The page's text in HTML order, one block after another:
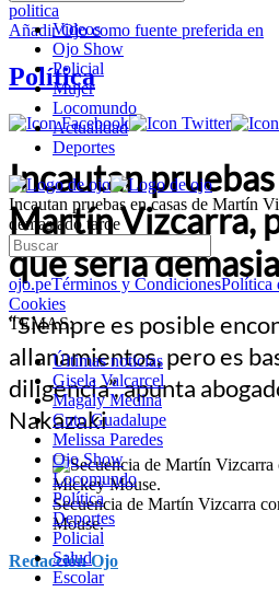
Videos
Ojo Show
Policial
Mujer
Locomundo
Actualidad
Deportes
Incautan pruebas en casas de Martín
demasiado tarde
ojo.peTérminos y CondicionesPolítica
Cookies
TEMAS:
Últimas noticias
Gisela Valcarcel
Magaly Medina
Cuto Guadalupe
Melissa Paredes
Ojo Show
Locomundo
Política
Deportes
Policial
Salud
Escolar
politica
AñadirOjocomo fuente preferida en
Política
Incautan pruebas
Martín Vizcarra,
que sería
“Siempre es posible
allanamientos, pero es
diligencia”, apunta
Nakazaki
Secuencia de Martín Vizcarra
Mouse.
Redacción Ojo